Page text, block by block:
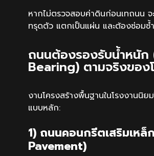
หากไม่ตรวจสอบค่าดินก่อนเทถนน
ทรุดตัว แตกเป็นแผ่น และต้องซ่อมซ้
ถนนต้องรองรับน้ำหนัก
Bearing) ตามจริงของ
งานโครงสร้างพื้นฐานในโรงงานนิย
แบบหลัก:
1) ถนนคอนกรีตเสริมเหล็
Pavement)